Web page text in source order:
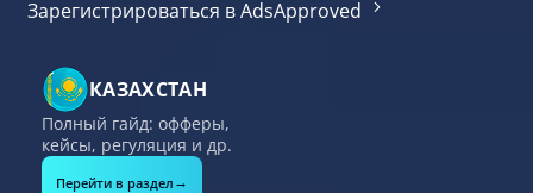
Зарегистрироваться в AdsApproved
КАЗАХСТАН
Полный гайд: офферы,
кейсы, регуляция и др.
Перейти в раздел →